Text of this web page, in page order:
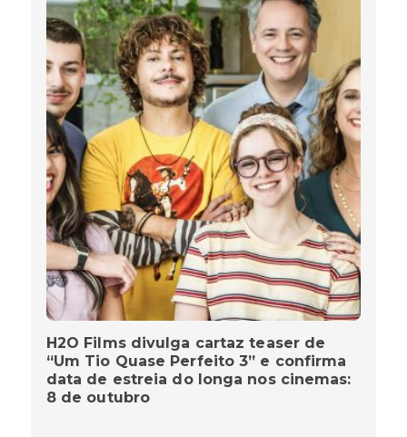
H2O Films divulga cartaz teaser de
“Um Tio Quase Perfeito 3” e confirma
data de estreia do longa nos cinemas:
8 de outubro